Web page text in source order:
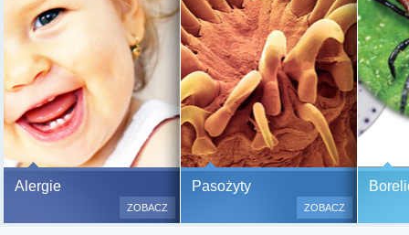
Alergie
Bezbolesne testy alergiczne
500 alergenów oraz zabiegi
odczulające.
ZOBACZ
Pasożyty
ZOBACZ